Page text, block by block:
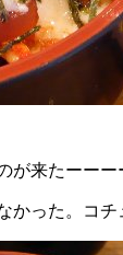
来たーーー
かった。コ